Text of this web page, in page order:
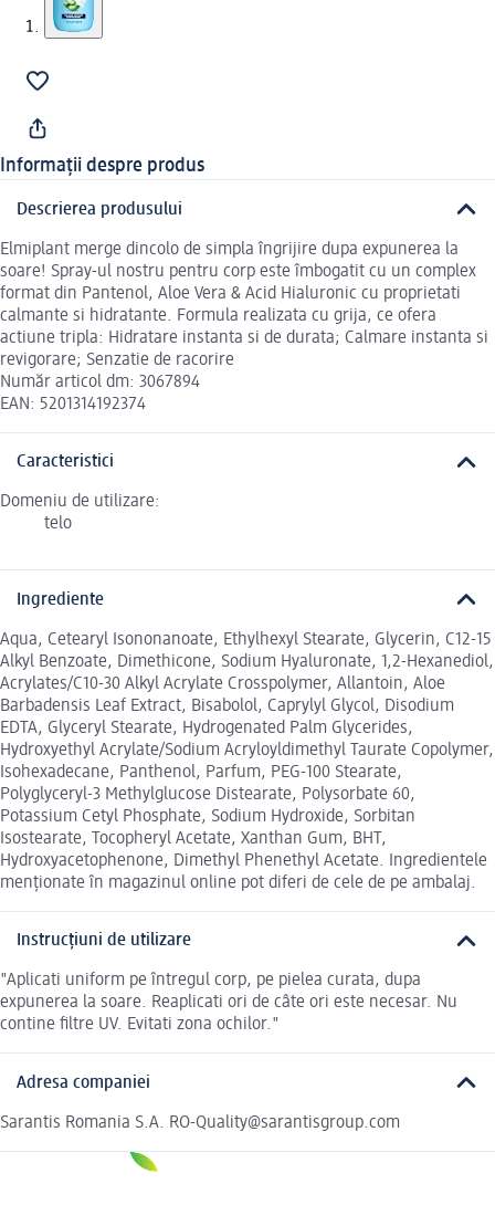
Informații despre produs
Descrierea produsului
Elmiplant merge dincolo de simpla îngrijire dupa expunerea la
soare! Spray-ul nostru pentru corp este îmbogatit cu un complex
format din Pantenol, Aloe Vera & Acid Hialuronic cu proprietati
calmante si hidratante. Formula realizata cu grija, ce ofera
actiune tripla: Hidratare instanta si de durata; Calmare instanta si
revigorare; Senzatie de racorire
Număr articol dm: 3067894
EAN: 5201314192374
Caracteristici
Domeniu de utilizare:
telo
Ingrediente
Aqua, Cetearyl Isononanoate, Ethylhexyl Stearate, Glycerin, C12-15
Alkyl Benzoate, Dimethicone, Sodium Hyaluronate, 1,2-Hexanediol,
Acrylates/C10-30 Alkyl Acrylate Crosspolymer, Allantoin, Aloe
Barbadensis Leaf Extract, Bisabolol, Caprylyl Glycol, Disodium
EDTA, Glyceryl Stearate, Hydrogenated Palm Glycerides,
Hydroxyethyl Acrylate/Sodium Acryloyldimethyl Taurate Copolymer,
Isohexadecane, Panthenol, Parfum, PEG-100 Stearate,
Polyglyceryl-3 Methylglucose Distearate, Polysorbate 60,
Potassium Cetyl Phosphate, Sodium Hydroxide, Sorbitan
Isostearate, Tocopheryl Acetate, Xanthan Gum, BHT,
Hydroxyacetophenone, Dimethyl Phenethyl Acetate. Ingredientele
menționate în magazinul online pot diferi de cele de pe ambalaj.
Instrucțiuni de utilizare
"Aplicati uniform pe întregul corp, pe pielea curata, dupa
expunerea la soare. Reaplicati ori de câte ori este necesar. Nu
contine filtre UV. Evitati zona ochilor."
Adresa companiei
Sarantis Romania S.A. RO-Quality@sarantisgroup.com